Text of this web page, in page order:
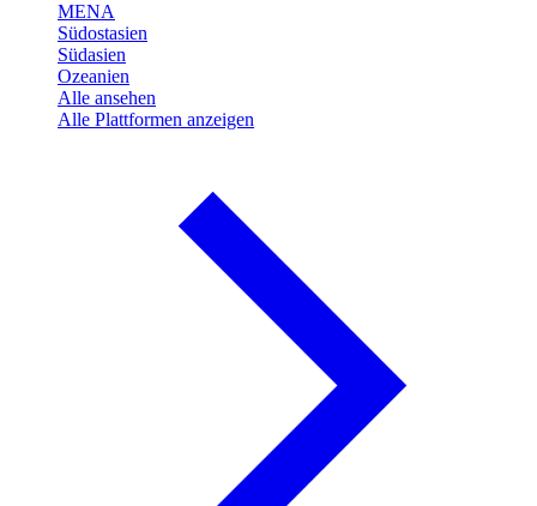
MENA
Südostasien
Südasien
Ozeanien
Alle ansehen
Alle Plattformen anzeigen